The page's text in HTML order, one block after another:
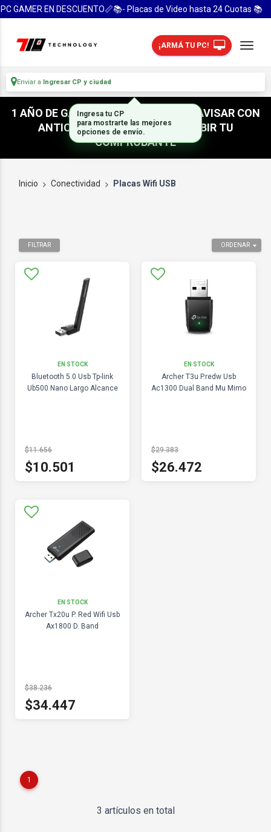
GAMER EN DESCUENTO📏📚- Placas de Video hasta 24 Cuotas 📚
¡ARMÁ TU PC!
Enviar a Ingresar CP y ciudad
1 AÑO DE GARANTIA! / PARA RETIRO AVISAR CON
ANTICIPACION / NO OLVIDES SUBIR TU
COMPROBANTE
Inicio Conectividad Placas Wifi USB
ORDENAR
FILTRAR
EN STOCK
Bluetooth 5.0 Usb Tp-link
Ub500 Nano Largo Alcance
$11.656
$10.501
EN STOCK
Archer T3u P.redw Usb
Ac1300 Dual Band Mu Mimo
$29.383
$26.472
EN STOCK
Archer Tx20u P. Red Wifi Usb
Ax1800 D. Band
$38.236
$34.447
1
3 artículos en total
Ingresa tu CP
para mostrarte las mejores
opciones de envío.